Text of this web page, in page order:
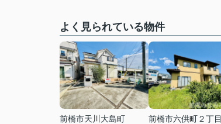
よく見られている物件
前橋市天川大島町
前橋市六供町２丁目